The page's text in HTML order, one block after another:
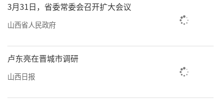
3月31日，省委常委会召开扩大会议
山西省人民政府
卢东亮在晋城市调研
山西日报